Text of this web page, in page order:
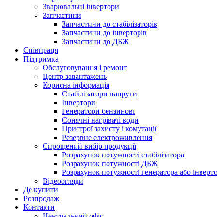
Зварювальні інвертори
Запчастини
Запчастини до стабілізаторів
Запчастини до інверторів
Запчастини до ДБЖ
Співпраця
Підтримка
Обслуговування і ремонт
Центр завантажень
Корисна інформація
Стабілізатори напруги
Інвертори
Генератори бензинові
Сонячні нагрівачі води
Пристрої захисту і комутації
Резервне електроживлення
Спрощений вибір продукції
Розрахунок потужності стабілізатора
Розрахунок потужності ДБЖ
Розрахунок потужності генератора або
Відеоогляди
Де купити
Розпродаж
Контакти